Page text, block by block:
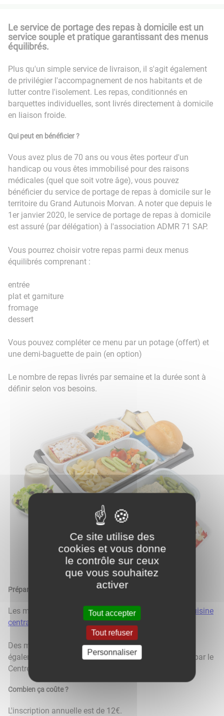
Le service de portage des repas à domicile est un
service souple et pratique garantissant des menus
équilibrés.
Plus qu'un simple service de livraison, il s'agit également
de privilégier l'accompagnement de nos habitants et de
lutter contre l'isolement. Les repas, conditionnés en
barquettes individuelles, sont livrés directement à domicile
en liaison froide.
Qui peut en bénéficier ?
Vous avez plus de 70 ans ou vous êtes porteur d'un
handicap ou vous êtes immobilisé pour des raisons
médicales (quel que soit votre âge), vous pouvez
bénéficier du service de portage de repas à domicile sur le
territoire du Grand Autunois Morvan. A noter que depuis le
1er janvier 2020, le service de portage de repas à domicile
est assuré (par délégation) à l'association ADMR 71 SAP.
Vous pourrez choisir votre repas parmi deux menus
équilibrés comprenant :
entrée
plat et garniture
fromage
dessert
Vous pouvez compléter ce menu par un potage (offert) et
une demi-baguette de pain (en option)
Le nombre de repas livrés par semaine et la durée sont à
définir selon vos besoins.
Préparation des menus
Les menus sont élaborés et fabriqués au sein de la
cuisine
centrale
de la CCGAM.
Des menus pour les régimes spécifiques peuvent
également être proposés, ces derniers étant élaborés par le
Centre Hospitalier d'Autun.
Combien ça coûte ?
L'inscription annuelle est de 12€.
Ce site utilise des
cookies et vous donne
le contrôle sur ceux
que vous souhaitez
activer
Tout accepter
Tout refuser
Personnaliser